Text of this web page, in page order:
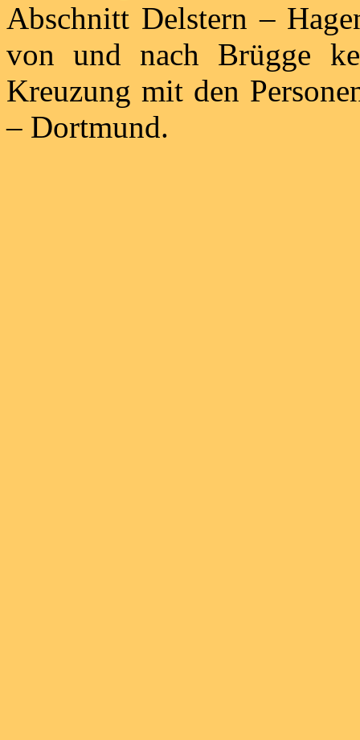
Abschnitt Delstern –
von und nach Brügge
Kreuzung mit den
– Dortmund.